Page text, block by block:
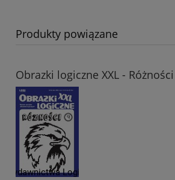
Produkty powiązane
Obrazki logiczne XXL -